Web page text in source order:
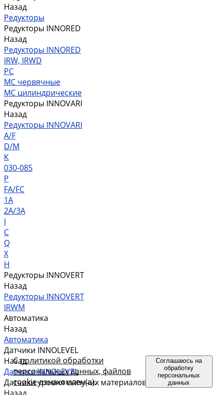
Назад
Редукторы
Редукторы INNORED
Назад
Редукторы INNORED
IRW, IRWD
PC
MC червячные
MC цилиндрические
Редукторы INNOVARI
Назад
Редукторы INNOVARI
A/F
D/M
K
030-085
P
FA/FC
1A
2A/3A
I
C
Q
X
H
Редукторы INNOVERT
Назад
Редукторы INNOVERT
IRWM
Автоматика
Назад
Автоматика
Датчики INNOLEVEL
Назад
Датчики INNOLEVEL
Датчики уровня сыпучих материалов
Сполитикой обработки
персональных данных, файлов
cookieознакомлен(а).
Соглашаюсь на
обработку
персональных
данных